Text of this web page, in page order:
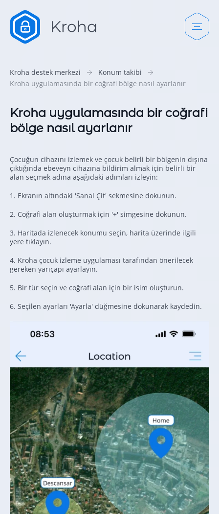
Kroha destek merkezi
Konum takibi
Kroha uygulamasında bir coğrafi bölge nasıl ayarlanır
Kroha uygulamasında bir coğrafi
bölge nasıl ayarlanır
Çocuğun cihazını izlemek ve çocuk belirli bir bölgenin dışına
çıktığında ebeveyn cihazına bildirim almak için belirli bir
alan seçmek adına aşağıdaki adımları izleyin:
1. Ekranın altındaki 'Sanal Çit' sekmesine dokunun.
2. Coğrafi alan oluşturmak için '+' simgesine dokunun.
3. Haritada izlenecek konumu seçin, harita üzerinde ilgili
yere tıklayın.
4. Kroha çocuk izleme uygulaması tarafından önerilecek
gereken yarıçapı ayarlayın.
5. Bir tür seçin ve coğrafi alan için bir isim oluşturun.
6. Seçilen ayarları 'Ayarla' düğmesine dokunarak kaydedin.